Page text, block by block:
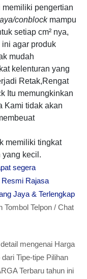
pengertian
conblockmampu
setiap cm² nya,
agar produk
mudah
kelenturan yang
Retak,Rengat
Itu memungkinkan
Kami tidak akan
memiliki tingkat
yang kecil.
segera
Resmi Rajasa
Jaya & Terlengkap
Telpon / Chat
mengenai Harga
Tipe-tipe Pilihan
Terbaru tahun ini